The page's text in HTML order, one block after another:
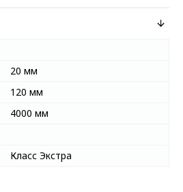
20 мм
120 мм
4000 мм
Класс Экстра